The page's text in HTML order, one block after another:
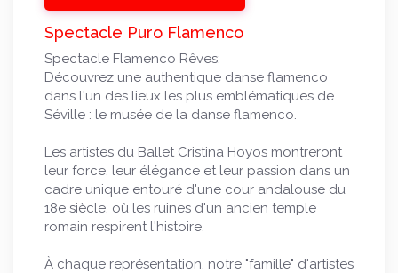
Spectacle Puro Flamenco
Spectacle Flamenco Rêves:
Découvrez une authentique danse flamenco
dans l'un des lieux les plus emblématiques de
Séville : le musée de la danse flamenco.
Les artistes du Ballet Cristina Hoyos montreront
leur force, leur élégance et leur passion dans un
cadre unique entouré d'une cour andalouse du
18e siècle, où les ruines d'un ancien temple
romain respirent l'histoire.
À chaque représentation, notre "famille" d'artistes